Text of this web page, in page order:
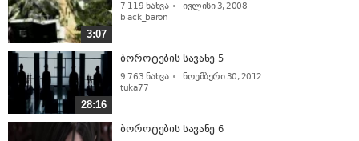
3:07
7 119 ნახვა
ივლისი 3, 2008
black_baron
28:16
ბოროტების სავანე 5
9 763 ნახვა
ნოემბერი 30, 2012
tuka77
ბოროტების სავანე 6